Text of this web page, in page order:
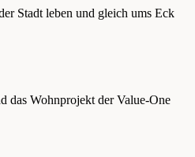
Stadt leben und gleich ums Eck
das Wohnprojekt der Value-One